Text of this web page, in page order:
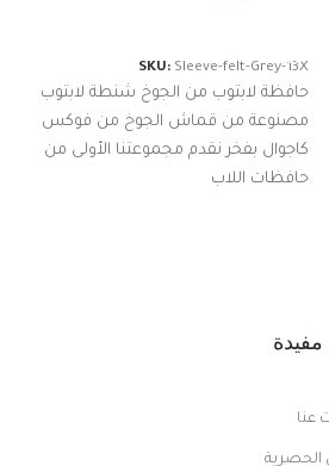
SKU: Sleeve-felt-Grey-13X
حافظة لابتوب من الجوخ شنطة لابتوب
مصنوعة من قماش الجوخ من فوكس
كاجوال بفخر نقدم مجموعتنا الأولى من
حافظات اللاب
عنا
الحصرية